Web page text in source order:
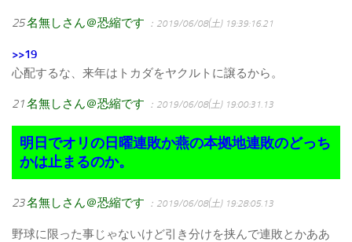
25名無しさん＠恐縮です ：2019/06/08(土) 19:39:16.21
>>19
心配するな、来年はトカダをヤクルトに譲るから。
21名無しさん＠恐縮です ：2019/06/08(土) 19:00:31.13
明日でオリの日曜連敗か燕の本拠地連敗のどっち
かは止まるのか。
23名無しさん＠恐縮です ：2019/06/08(土) 19:28:05.13
野球に限った事じゃないけど引き分けを挟んで連敗とかああ